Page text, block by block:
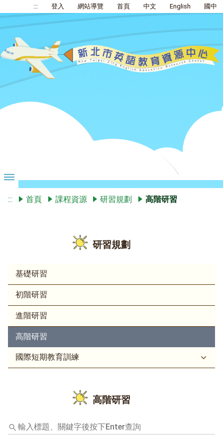
::: 登入 網站導覽 首頁 中文 English 國中
::: 首頁 課程資源 研習規劃 高階研習
研習規劃
基礎研習
初階研習
進階研習
高階研習
國際短期教育訓練
高階研習
輸
入